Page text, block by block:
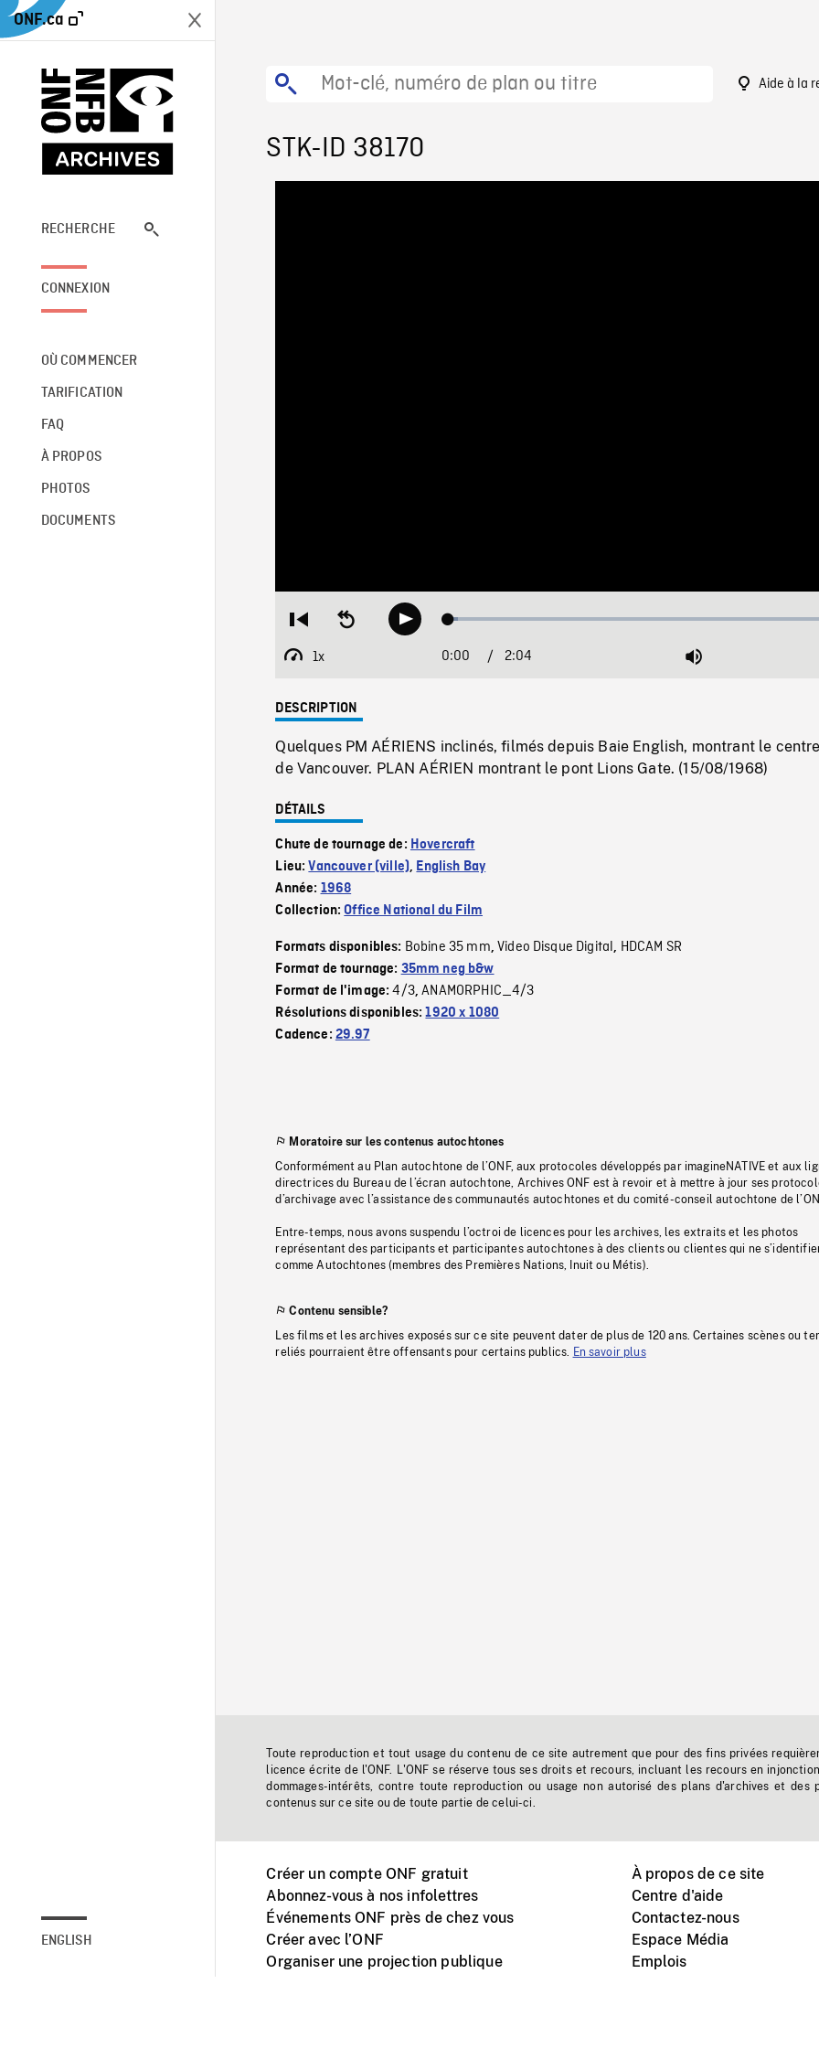
ONF.ca
RECHERCHE
CONNEXION
OÙ COMMENCER
TARIFICATION
FAQ
À PROPOS
PHOTOS
DOCUMENTS
ENGLISH
Aide à la
STK-ID 38170
Restart
beginning
Seek
backwardPlay Loaded:
1x
Playback
Current
0:00 / Duration
2:04 Mute
DESCRIPTION
Quelques PM AÉRIENS inclinés, filmés depuis Baie English, montrant le
de Vancouver. PLAN AÉRIEN montrant le pont Lions Gate. (15/08/1968)
DÉTAILS
Chute de tournage de: Hovercraft
Lieu:Vancouver (ville), English Bay
Année: 1968
Collection:Office National du Film
Formats disponibles: Bobine 35 mm,Video Disque Digital, HDCAM SR
Format de tournage: 35mm neg b&w
Format de l'image:4/3,ANAMORPHIC_4/3
Résolutions disponibles:1920 x 1080
Cadence: 29.97
Moratoire sur les contenus autochtones
Conformément au Plan autochtone de l’ONF, aux protocoles développés par imagineNATIVE et aux
directrices du Bureau de l’écran autochtone, Archives ONF est à revoir et à mettre à jour ses
d’archivage avec l’assistance des communautés autochtones et du comité-conseil autochtone de
Entre-temps, nous avons suspendu l’octroi de licences pour les archives, les extraits et les photos
représentant des participants et participantes autochtones à des clients ou clientes qui ne
comme Autochtones (membres des Premières Nations, Inuit ou Métis).
Contenu sensible?
Les films et les archives exposés sur ce site peuvent dater de plus de 120 ans. Certaines scènes ou
reliés pourraient être offensants pour certains publics.
En savoir plus
Toute reproduction et tout usage du contenu de ce site autrement que pour des fins privées
licence écrite de l'ONF. L'ONF se réserve tous ses droits et recours, incluant les recours en
dommages-intérêts, contre toute reproduction ou usage non autorisé des plans d'archives et des
contenus sur ce site ou de toute partie de celui-ci.
Créer un compte ONF gratuit
Abonnez-vous à nos infolettres
Événements ONF près de chez vous
Créer avec l’ONF
Organiser une projection publique
À propos de ce site
Centre d'aide
Contactez-nous
Espace Média
Emplois